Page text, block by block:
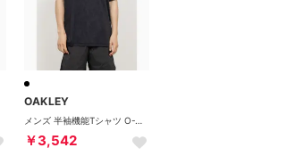
OAKLEY
￥3,542